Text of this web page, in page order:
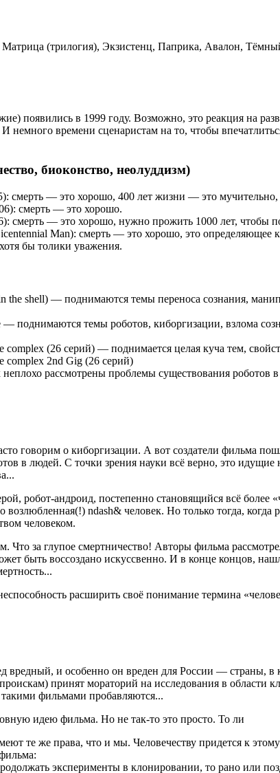
(трилогия), Экзистенц, Паприка, Авалон,
появились в 1999 году. Возможно, это реакция на
И немного времени сценаристам на то, чтобы
биоконство, неолуддизм)
смерть — это хорошо, 400 лет жизни — это мучительно,
смерть — это хорошо.
смерть — это хорошо, нужно прожить 1000 лет, чтобы
Man): смерть — это хорошо, это определяющее
бы толики уважения.
the shell) — поднимаются темы переноса сознания,
— поднимаются темы роботов, киборгизации, взлома
complex (26 серий) — поднимается целая куча тем,
complex 2nd Gig (26 серий)
рассмотрены проблемы существования роботов
говорим о киборгизации. А вот создатели фильма
в людей. С точки зрения науки всё верно, это идущие
робот-андроид, постепенно становящийся всё
возлюбленная(!) ndash& человек. Но только тогда, когда
человеком.
Что за глупое смертничество! Авторы фильма
быть воссоздано искуссвенно. И в конце концов,
расширить своё понимание термина
вредный, и особенно он вреден для России — страны,
принят мораторий на исследования в
фильмами пробавляются...
идею фильма. Но не так-то это просто. То ли
те же права, что и мы. Человечеству придется к
эксперименты в клонировании, то рано или